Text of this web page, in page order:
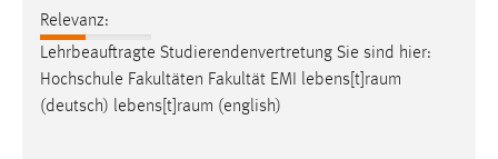
Relevanz:
Lehrbeauftragte Studierendenvertretung Sie sind hier:
Hochschule Fakultäten Fakultät EMI lebens[t]raum
(deutsch) lebens[t]raum (english)